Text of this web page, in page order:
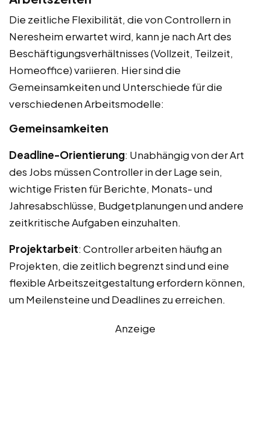
Die zeitliche Flexibilität, die von Controllern in
Neresheim erwartet wird, kann je nach Art des
Beschäftigungsverhältnisses (Vollzeit, Teilzeit,
Homeoffice) variieren. Hier sind die
Gemeinsamkeiten und Unterschiede für die
verschiedenen Arbeitsmodelle:
Gemeinsamkeiten
Deadline-Orientierung: Unabhängig von der Art
des Jobs müssen Controller in der Lage sein,
wichtige Fristen für Berichte, Monats- und
Jahresabschlüsse, Budgetplanungen und andere
zeitkritische Aufgaben einzuhalten.
Projektarbeit: Controller arbeiten häufig an
Projekten, die zeitlich begrenzt sind und eine
flexible Arbeitszeitgestaltung erfordern können,
um Meilensteine und Deadlines zu erreichen.
Anzeige